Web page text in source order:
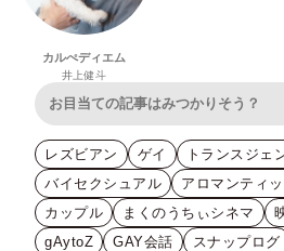
カルぺディエム
井上健斗
レズビアン ゲイ
トランスジェ
バイセクシュアル
アロマンティ
カップル
まくのうちぃシネマ
gAytoZ
GAY会話 スナップログ